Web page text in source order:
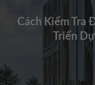
Cách Kiểm Tra
Triển